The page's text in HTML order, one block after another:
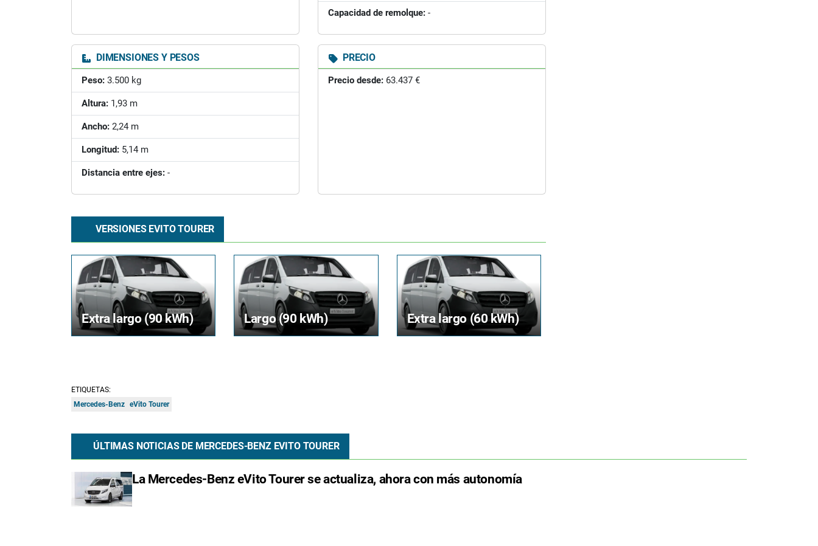
Capacidad de remolque: -
DIMENSIONES Y PESOS
Peso: 3.500 kg
Altura: 1,93 m
Ancho: 2,24 m
Longitud: 5,14 m
Distancia entre ejes: -
PRECIO
Precio desde: 63.437 €
VERSIONES EVITO TOURER
Extra largo (90 kWh) Largo (90 kWh) Extra largo (60 kWh)
ETIQUETAS:
Mercedes-Benz eVito Tourer
ÚLTIMAS NOTICIAS DE MERCEDES-BENZ EVITO TOURER
La Mercedes-Benz eVito Tourer se actualiza, ahora con más autonomía